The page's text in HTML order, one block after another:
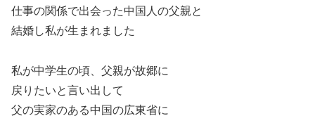
仕事の関係で出会った中国人の父親と
結婚し私が生まれました
私が中学生の頃、父親が故郷に
戻りたいと言い出して
父の実家のある中国の広東省に